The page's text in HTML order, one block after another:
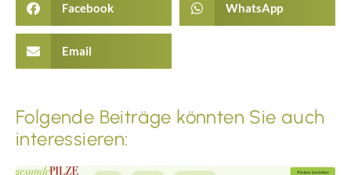
Facebook WhatsApp
Email
Folgende Beiträge könnten Sie auch
interessieren: